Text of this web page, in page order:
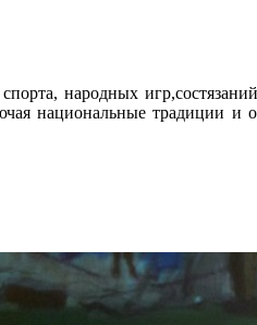
народных
национальные традиции и